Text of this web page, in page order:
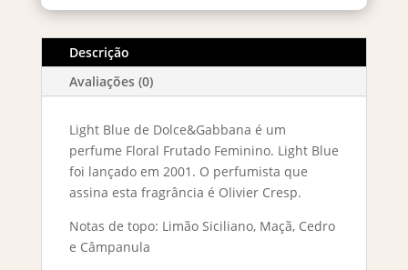
5ml
quantidade
Descrição
Avaliações (0)
Light Blue de Dolce&Gabbana é um
perfume Floral Frutado Feminino. Light Blue
foi lançado em 2001. O perfumista que
assina esta fragrância é Olivier Cresp.
Notas de topo: Limão Siciliano, Maçã, Cedro
e Câmpanula